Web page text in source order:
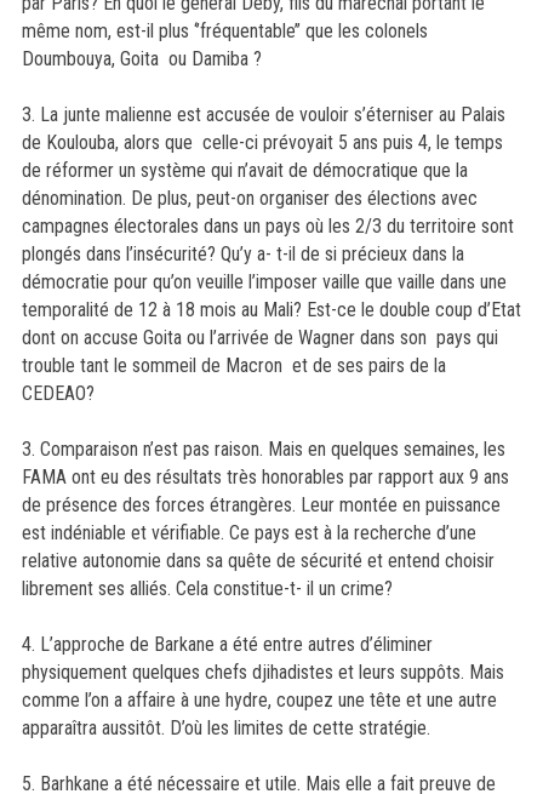
même nom, est-il plus ‘’fréquentable’’ que les colonels
Doumbouya, Goita ou Damiba ?
3. La junte malienne est accusée de vouloir s’éterniser au Palais
de Koulouba, alors que celle-ci prévoyait 5 ans puis 4, le temps
de réformer un système qui n’avait de démocratique que la
dénomination. De plus, peut-on organiser des élections avec
campagnes électorales dans un pays où les 2/3 du territoire sont
plongés dans l’insécurité? Qu’y a- t-il de si précieux dans la
démocratie pour qu’on veuille l’imposer vaille que vaille dans une
temporalité de 12 à 18 mois au Mali? Est-ce le double coup d’Etat
dont on accuse Goita ou l’arrivée de Wagner dans son pays qui
trouble tant le sommeil de Macron et de ses pairs de la
CEDEAO?
3. Comparaison n’est pas raison. Mais en quelques semaines, les
FAMA ont eu des résultats très honorables par rapport aux 9 ans
de présence des forces étrangères. Leur montée en puissance
est indéniable et vérifiable. Ce pays est à la recherche d’une
relative autonomie dans sa quête de sécurité et entend choisir
librement ses alliés. Cela constitue-t- il un crime?
4. L’approche de Barkane a été entre autres d’éliminer
physiquement quelques chefs djihadistes et leurs suppôts. Mais
comme l’on a affaire à une hydre, coupez une tête et une autre
apparaîtra aussitôt. D’où les limites de cette stratégie.
5. Barhkane a été nécessaire et utile. Mais elle a fait preuve de